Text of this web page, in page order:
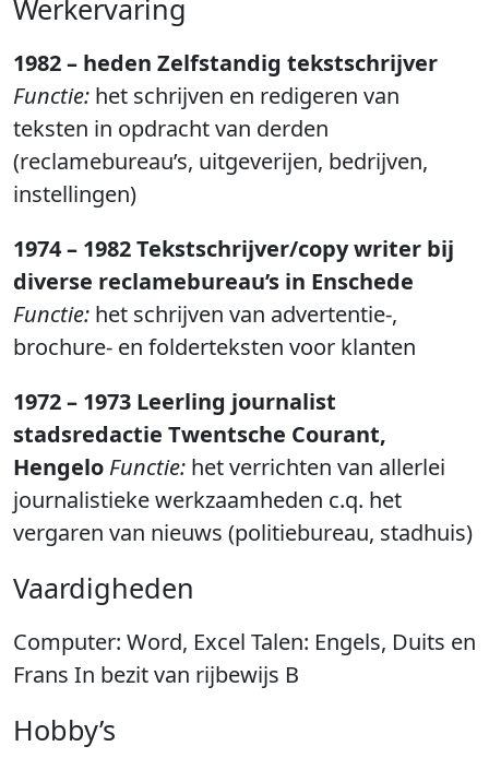
Werkervaring
1982 – heden Zelfstandig tekstschrijver
Functie: het schrijven en redigeren van
teksten in opdracht van derden
(reclamebureau’s, uitgeverijen, bedrijven,
instellingen)
1974 – 1982 Tekstschrijver/copy writer bij
diverse reclamebureau’s in Enschede
Functie: het schrijven van advertentie-,
brochure- en folderteksten voor klanten
1972 – 1973 Leerling journalist
stadsredactie Twentsche Courant,
Hengelo Functie: het verrichten van allerlei
journalistieke werkzaamheden c.q. het
vergaren van nieuws (politiebureau, stadhuis)
Vaardigheden
Computer: Word, Excel Talen: Engels, Duits en
Frans In bezit van rijbewijs B
Hobby’s